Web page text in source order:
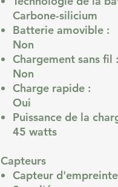
Carbone-silicium
Batterie amovible :
Non
Chargement sans fil :
Non
Charge rapide :
Oui
Puissance de la
45 watts
Capteurs
Capteur